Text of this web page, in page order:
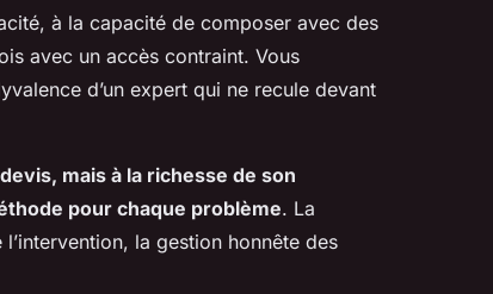
à la capacité de composer avec des
avec un accès contraint. Vous
d’un expert qui ne recule devant
mais à la richesse de son
pour chaque problème. La
la gestion honnête des